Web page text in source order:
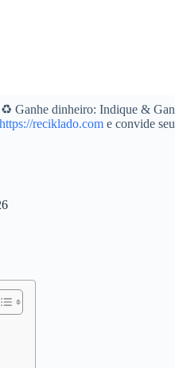
♻️ Ganhe dinheiro: Indique &
https://reciklado.come convide